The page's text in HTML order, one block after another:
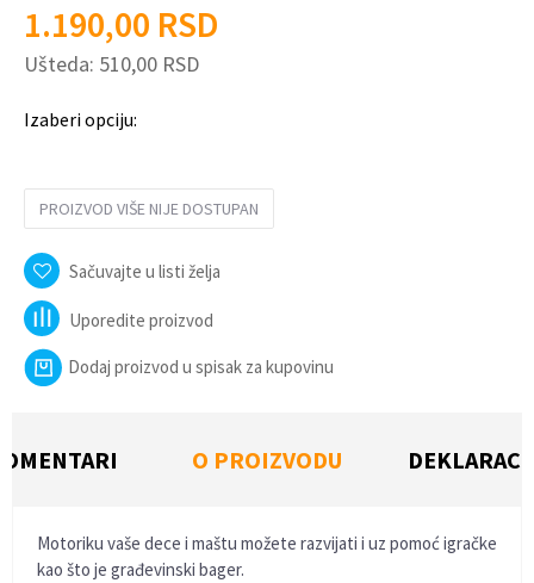
1.190,00 RSD
Ušteda: 510,00 RSD
Izaberi opciju:
PROIZVOD VIŠE NIJE DOSTUPAN
Sačuvajte u listi želja
Uporedite proizvod
Dodaj proizvod u spisak za kupovinu
O PROIZVODU
Motoriku vaše dece i maštu možete razvijati i uz pomoć igračke
kao što je građevinski bager.